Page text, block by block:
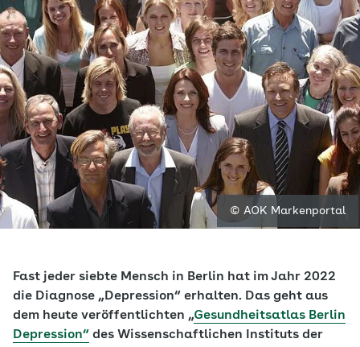
© AOK Markenportal
Fast jeder siebte Mensch in Berlin hat im Jahr 2022
die Diagnose „Depression“ erhalten. Das geht aus
dem heute veröffentlichten „Gesundheitsatlas Berlin
Depression“ des Wissenschaftlichen Instituts der